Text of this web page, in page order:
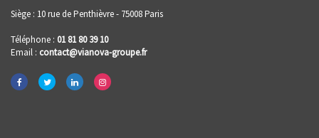
Siège : 10 rue de Penthièvre - 75008 Paris
Téléphone : 01 81 80 39 10
Email : contact@vianova-groupe.fr